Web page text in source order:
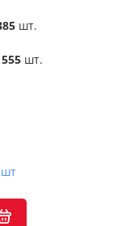
для путешествий
шт.
шт.